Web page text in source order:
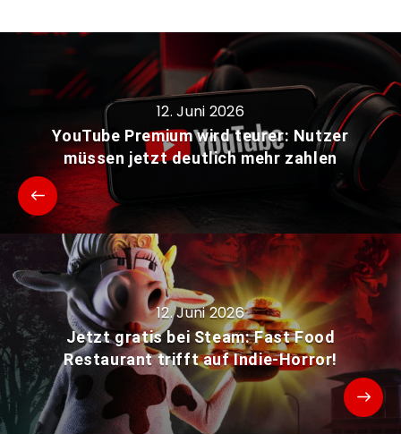
12. Juni 2026
YouTube Premium wird teurer: Nutzer
müssen jetzt deutlich mehr zahlen
12. Juni 2026
Jetzt gratis bei Steam: Fast Food
Restaurant trifft auf Indie-Horror!